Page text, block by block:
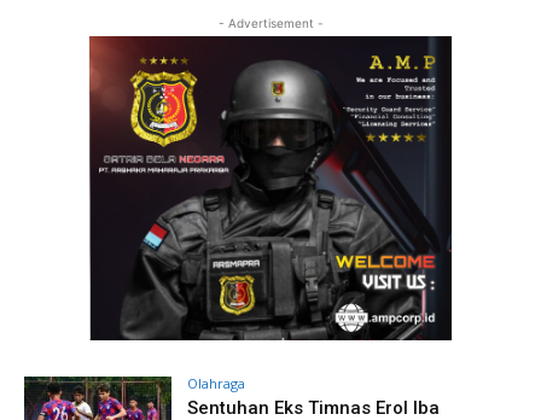
- Advertisement -
Olahraga
Sentuhan Eks Timnas Erol Iba